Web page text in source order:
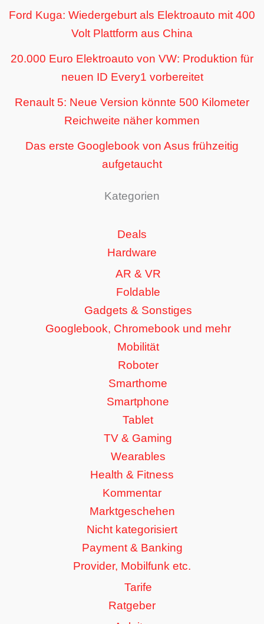
Ford Kuga: Wiedergeburt als Elektroauto mit 400
Volt Plattform aus China
20.000 Euro Elektroauto von VW: Produktion für
neuen ID Every1 vorbereitet
Renault 5: Neue Version könnte 500 Kilometer
Reichweite näher kommen
Das erste Googlebook von Asus frühzeitig
aufgetaucht
Kategorien
Deals
Hardware
AR & VR
Foldable
Gadgets & Sonstiges
Googlebook, Chromebook und mehr
Mobilität
Roboter
Smarthome
Smartphone
Tablet
TV & Gaming
Wearables
Health & Fitness
Kommentar
Marktgeschehen
Nicht kategorisiert
Payment & Banking
Provider, Mobilfunk etc.
Tarife
Ratgeber